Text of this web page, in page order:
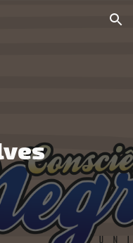
Skip to navigation